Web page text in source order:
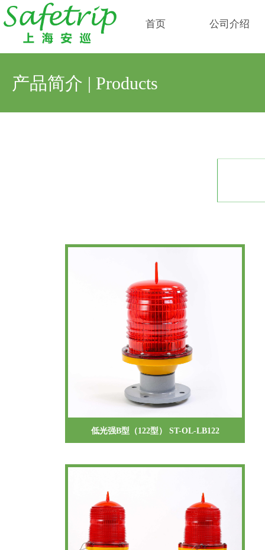
首页 公司介绍
低光强B型（122型） ST-OL-LB122
产品简介 | Products